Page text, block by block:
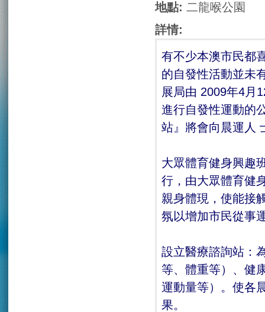
地點: 二龍喉公園
詳情:
有不少本澳市民都
的自發性活動並未
展局由 2009年4月
進行自發性運動的
站』將會向晨運人
大眾體育健身興趣
行，由大眾體育健
親身體現，使能接
氛以增加市民從事
設立醫療諮詢站：
等、體重等）、健
運動量等）。使各
果。